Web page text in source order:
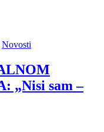
Novosti
„Nisi sam –